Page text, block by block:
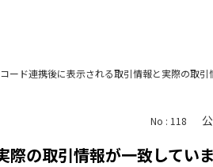
コード連携後に表示される取引情報と実際の取
No : 118
際の取引情報が一致してい